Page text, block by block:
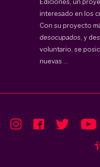
interesado en los
Con su proyecto
desocupados , y
voluntario, se
nuevas ...